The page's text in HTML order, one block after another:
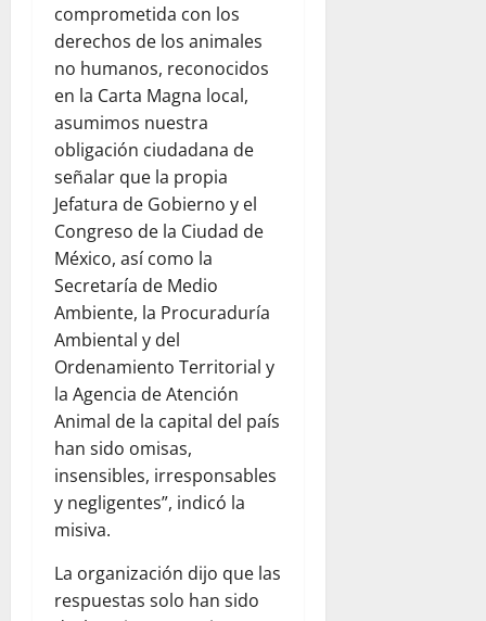
comprometida con los
derechos de los animales
no humanos, reconocidos
en la Carta Magna local,
asumimos nuestra
obligación ciudadana de
señalar que la propia
Jefatura de Gobierno y el
Congreso de la Ciudad de
México, así como la
Secretaría de Medio
Ambiente, la Procuraduría
Ambiental y del
Ordenamiento Territorial y
la Agencia de Atención
Animal de la capital del país
han sido omisas,
insensibles, irresponsables
y negligentes”, indicó la
misiva.
La organización dijo que las
respuestas solo han sido